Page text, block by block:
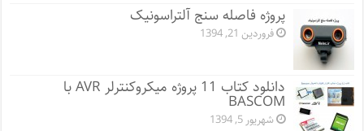
پروژه فاصله سنج آلتراسونیک
فروردین 21, 1394
دانلود کتاب 11 پروژه میکروکنترلر AVR با
BASCOM
شهریور 5, 1394